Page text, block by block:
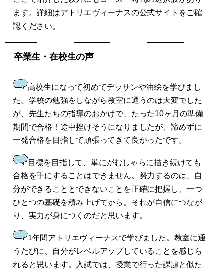
ます。詳細はアトリエヴィーナスの公式サイトをご確
認ください。
卒業生・在校生の声
高校生になって初めてデッサンや油絵を学びまし
た。学校の勉強をしながら教室に通うのは大変でした
が、先生たちの指導のおかげで、たった10ヶ月の準備
期間で合格！途中挫けそうになりましたが、諦めずに
一発合格を目指して頑張ってきて良かったです。
目標を目指して、単にがむしゃらに描き続けても
合格を手にすることはできません。努力するのは、自
分ができることとできないことを正確に把握し、一つ
ひとつの基礎を積み上げてから。それが自信につなが
り、実力が身につくのだと思います。
1年間アトリエヴィーナスで学びました。教室に通
うたびに、自分がレベルアップしていることを感じら
れると思います。入試では、授業で行った課題と似た